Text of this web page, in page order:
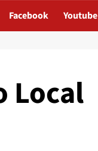
Facebook Youtube
Local